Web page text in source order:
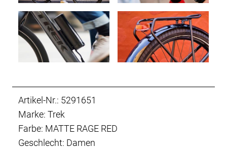
Artikel-Nr.: 5291651
Marke: Trek
Farbe: MATTE RAGE RED
Geschlecht: Damen